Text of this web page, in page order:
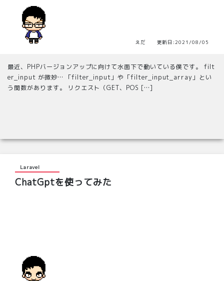
えだ 更新日:2021/08/05
最近、PHPバージョンアップに向けて水面下で動いている僕です。 filt
er_input が微妙… 「filter_input」や「filter_input_array」とい
う関数があります。 リクエスト（GET、POS […]
Laravel
ChatGptを使ってみた